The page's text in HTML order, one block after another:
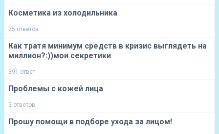
Косметика из холодильника
25 ответов
Как тратя минимум средств в кризис выглядеть на
миллион?:))мои секретики
391 ответ
Проблемы с кожей лица
5 ответов
Прошу помощи в подборе ухода за лицом!